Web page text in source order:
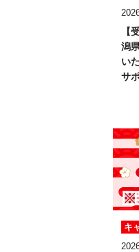
【
潟
い
サ
キ